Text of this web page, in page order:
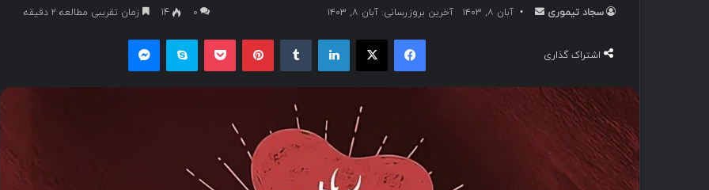
سجاد تیموری
ل
آبان ۸, ۱۴۰۳ آخرین بروزرسانی: آبان ۸, ۱۴۰۳ ۰ 14 زمان تقریبی مطالعه 2 دقیقه
اشتراک گذاری
فیسبوک ایکس لینکداین پینتریست پاکت اسکایپ